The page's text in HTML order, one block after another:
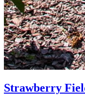
Strawberry